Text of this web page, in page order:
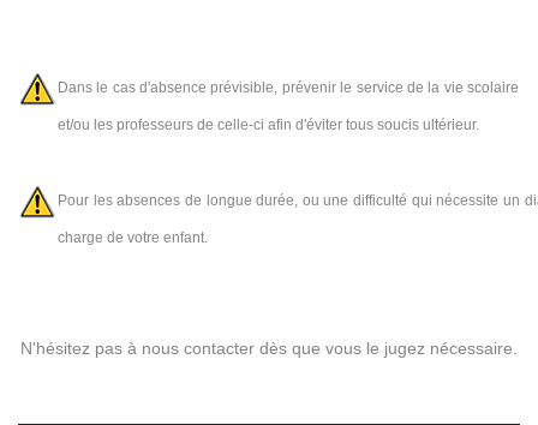
Dans le cas d'absence prévisible, prévenir le service de la vie scolaire
et/ou les professeurs de celle-ci afin d'éviter tous soucis ultérieur.
Pour les absences de longue durée, ou une difficulté qui nécessite un
charge de votre enfant.
N'hésitez pas à nous contacter dès que vous le jugez nécessaire.